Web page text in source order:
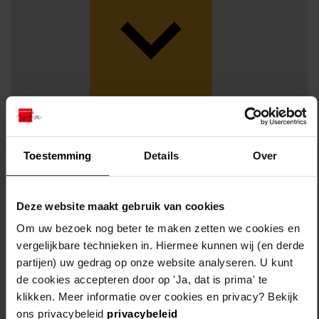
Toestemming Details Over
Deze website maakt gebruik van cookies
Om uw bezoek nog beter te maken zetten we cookies en
vergelijkbare technieken in. Hiermee kunnen wij (en derde
partijen) uw gedrag op onze website analyseren. U kunt
de cookies accepteren door op 'Ja, dat is prima' te
klikken. Meer informatie over cookies en privacy? Bekijk
ons privacybeleid privacybeleid
Weergave:
2
3
4
5
6